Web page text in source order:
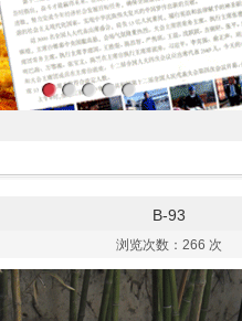
B-93
浏览次数： 266 次